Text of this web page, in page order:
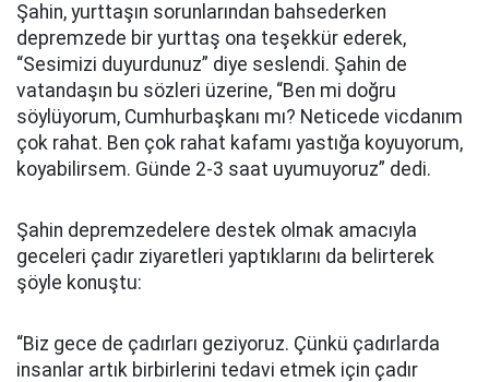
Şahin, yurttaşın sorunlarından bahsederken
depremzede bir yurttaş ona teşekkür ederek,
“Sesimizi duyurdunuz” diye seslendi. Şahin de
vatandaşın bu sözleri üzerine, “Ben mi doğru
söylüyorum, Cumhurbaşkanı mı? Neticede vicdanım
çok rahat. Ben çok rahat kafamı yastığa koyuyorum,
koyabilirsem. Günde 2-3 saat uyumuyoruz” dedi.
Şahin depremzedelere destek olmak amacıyla
geceleri çadır ziyaretleri yaptıklarını da belirterek
şöyle konuştu:
“Biz gece de çadırları geziyoruz. Çünkü çadırlarda
insanlar artık birbirlerini tedavi etmek için çadır